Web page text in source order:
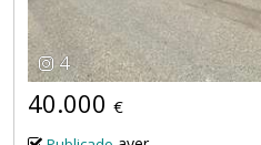
4
40.000 €